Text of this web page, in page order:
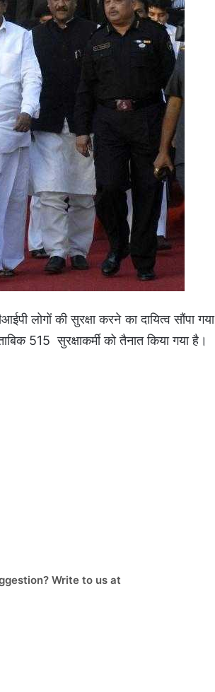
लोगों की सुरक्षा करने का दायित्व सौंपा गया
515 सुरक्षाकर्मी को तैनात किया गया है।
Write to us at